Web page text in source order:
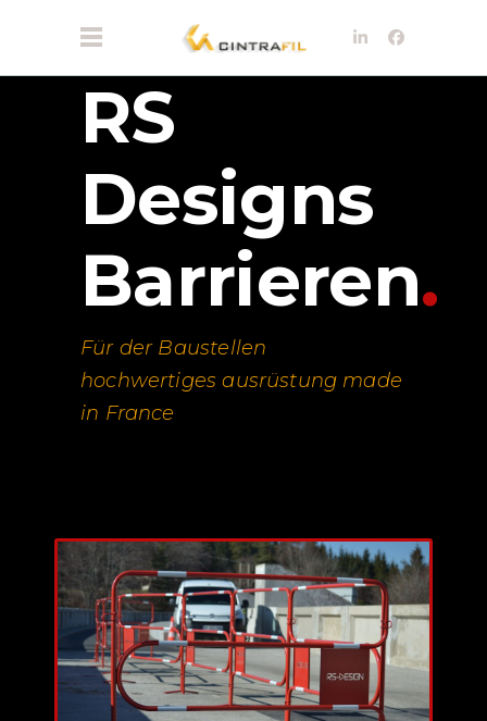
RS
Designs
Barrieren.
Für der Baustellen
hochwertiges ausrüstung made
in France